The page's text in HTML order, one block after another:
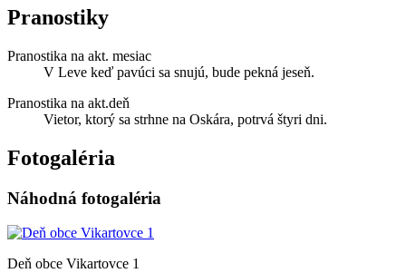
Pranostiky
Pranostika na akt. mesiac
V Leve keď pavúci sa snujú, bude pekná jeseň.
Pranostika na akt.deň
Vietor, ktorý sa strhne na Oskára, potrvá štyri dni.
Fotogaléria
Náhodná fotogaléria
Deň obce Vikartovce 1